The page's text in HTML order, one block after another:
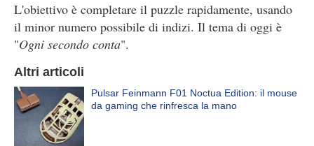
L'obiettivo è completare il puzzle rapidamente, usando
il minor numero possibile di indizi. Il tema di oggi è
"Ogni secondo conta".
Altri articoli
Pulsar Feinmann F01 Noctua Edition: il mouse
da gaming che rinfresca la mano